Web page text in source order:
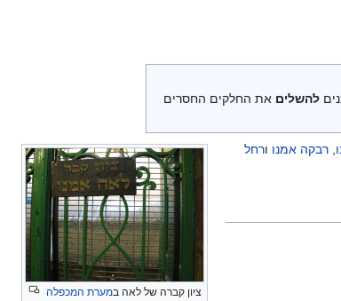
להשלים את החלקים החסרים
ציון קברה של לאה במערת המכפלה
רבקה אמנו ורחל